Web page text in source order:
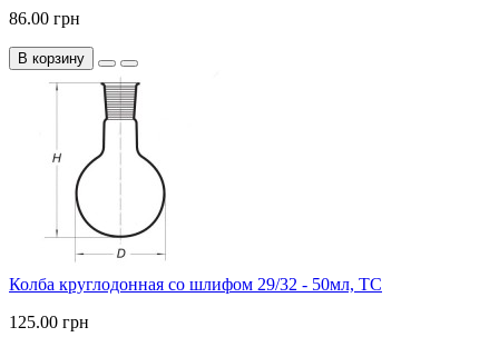
86.00 грн
В корзину
Колба круглодонная со шлифом 29/32 - 50мл, ТС
125.00 грн